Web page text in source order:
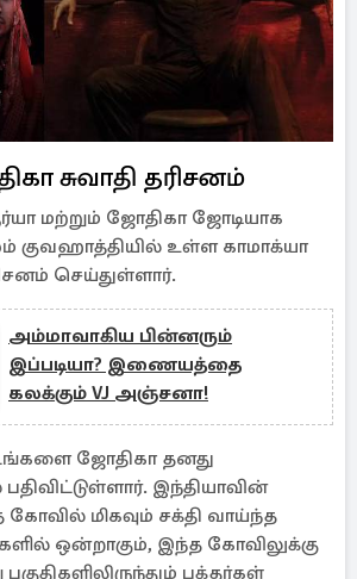
சுவாதி தரிசனம்
மற்றும் ஜோதிகா ஜோடியாக
குவஹாத்தியில் உள்ள காமாக்யா
செய்துள்ளார்.
அம்மாவாகிய பின்னரும்
இப்படியா? இணையத்தை
கலக்கும் VJ அஞ்சனா!
ஜோதிகா தனது
இந்தியாவின்
மிகவும் சக்தி வாய்ந்த
ஒன்றாகும், இந்த கோவிலுக்கு
பக்தர்கள்